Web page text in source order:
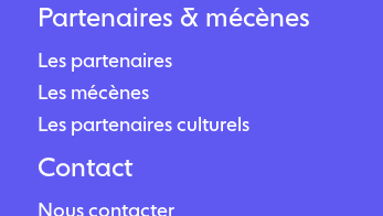
Partenaires & mécènes
Les partenaires
Les mécènes
Les partenaires culturels
Contact
Nous contacter